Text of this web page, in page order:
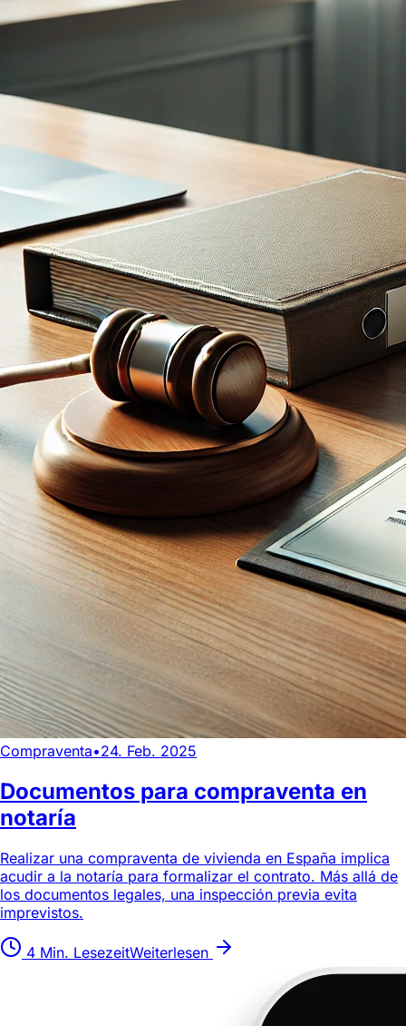
Compraventa•24. Feb. 2025
Documentos para compraventa en
notaría
Realizar una compraventa de vivienda en España implica
acudir a la notaría para formalizar el contrato. Más allá de
los documentos legales, una inspección previa evita
imprevistos.
4 Min. LesezeitWeiterlesen